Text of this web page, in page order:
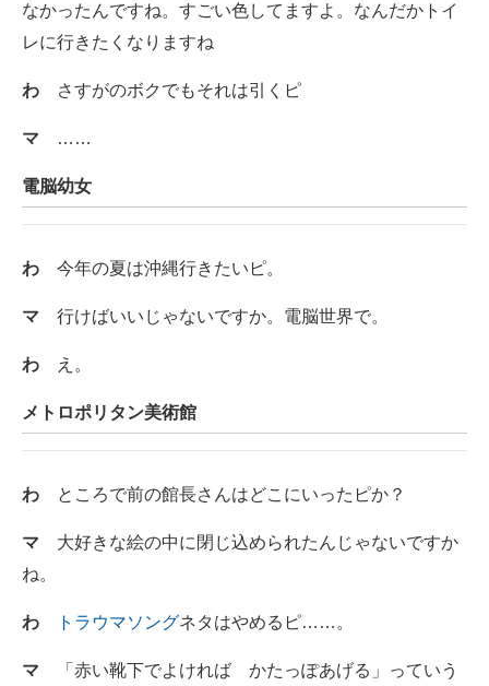
建設×テクノロジーの最前線
なかったんですね。すごい色してますよ。なんだかトイ
レに行きたくなりますね
わ さすがのボクでもそれは引くピ
マ ……
電脳幼女
わ 今年の夏は沖縄行きたいピ。
マ 行けばいいじゃないですか。電脳世界で。
わ え。
メトロポリタン美術館
わ ところで前の館長さんはどこにいったピか？
マ 大好きな絵の中に閉じ込められたんじゃないですか
ね。
わ トラウマソングネタはやめるピ……。
マ 「赤い靴下でよければ かたっぽあげる」っていう